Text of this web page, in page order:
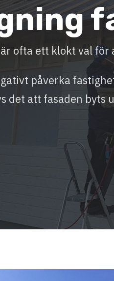
ofta ett klokt val
påverka
det att fasaden byts